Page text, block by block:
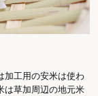
加工用の安米は使わ
は草加周辺の地元米